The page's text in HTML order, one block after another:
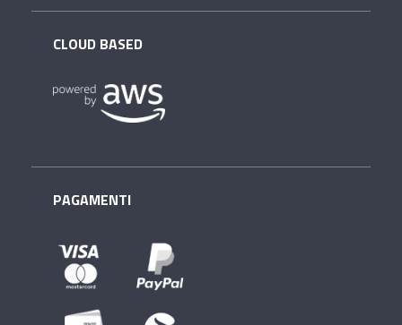
CLOUD BASED
PAGAMENTI